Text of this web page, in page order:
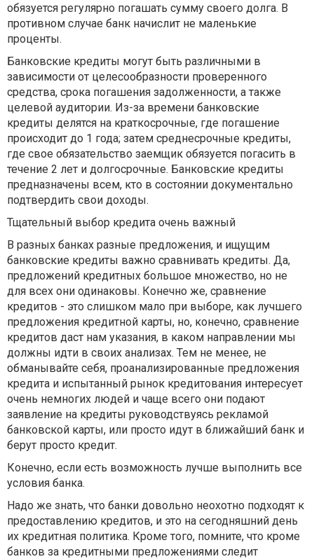
обязуется регулярно погашать сумму своего долга. В
противном случае банк начислит не маленькие
проценты.
Банковские кредиты могут быть различными в
зависимости от целесообразности проверенного
средства, срока погашения задолженности, а также
целевой аудитории. Из-за времени банковские
кредиты делятся на краткосрочные, где погашение
происходит до 1 года; затем среднесрочные кредиты,
где свое обязательство заемщик обязуется погасить в
течение 2 лет и долгосрочные. Банковские кредиты
предназначены всем, кто в состоянии документально
подтвердить свои доходы.
Тщательный выбор кредита очень важный
В разных банках разные предложения, и ищущим
банковские кредиты важно сравнивать кредиты. Да,
предложений кредитных большое множество, но не
для всех они одинаковы. Конечно же, сравнение
кредитов - это слишком мало при выборе, как лучшего
предложения кредитной карты, но, конечно, сравнение
кредитов даст нам указания, в каком направлении мы
должны идти в своих анализах. Тем не менее, не
обманывайте себя, проанализированные предложения
кредита и испытанный рынок кредитования интересует
очень немногих людей и чаще всего они подают
заявление на кредиты руководствуясь рекламой
банковской карты, или просто идут в ближайший банк и
берут просто кредит.
Конечно, если есть возможность лучше выполнить все
условия банка.
Надо же знать, что банки довольно неохотно подходят к
предоставлению кредитов, и это на сегодняшний день
их кредитная политика. Кроме того, помните, что кроме
банков за кредитными предложениями следит